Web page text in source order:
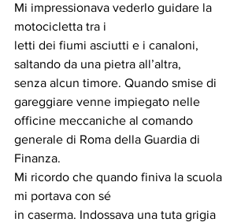
Mi impressionava vederlo guidare la
motocicletta tra i
letti dei fiumi asciutti e i canaloni,
saltando da una pietra all’altra,
senza alcun timore. Quando smise di
gareggiare venne impiegato nelle
officine meccaniche al comando
generale di Roma della Guardia di
Finanza.
Mi ricordo che quando finiva la scuola
mi portava con sé
in caserma. Indossava una tuta grigia